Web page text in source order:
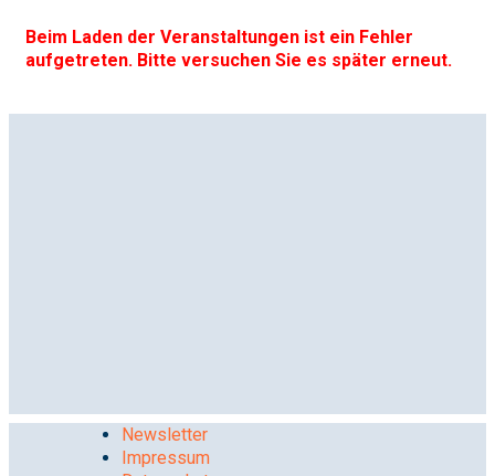
Beim Laden der Veranstaltungen ist ein Fehler
aufgetreten. Bitte versuchen Sie es später erneut.
Newsletter
Impressum